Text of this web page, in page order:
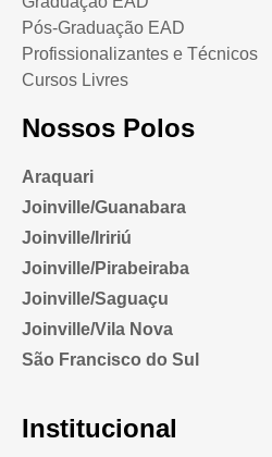
Pós-Graduação EAD
Profissionalizantes e Técnicos
Cursos Livres
Nossos Polos
Araquari
Joinville/Guanabara
Joinville/Iririú
Joinville/Pirabeiraba
Joinville/Saguaçu
Joinville/Vila Nova
São Francisco do Sul
Institucional